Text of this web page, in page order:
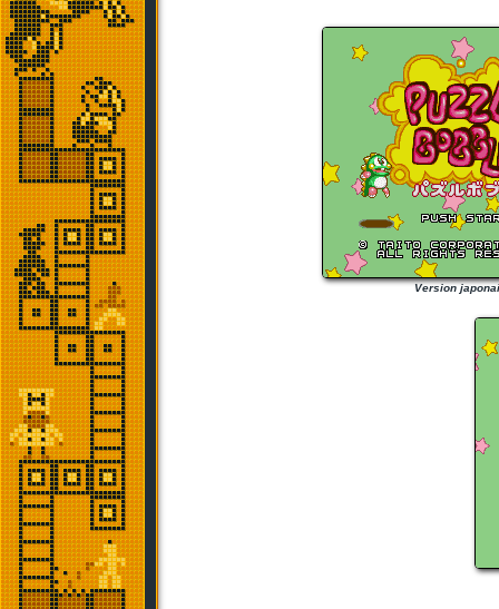
Version